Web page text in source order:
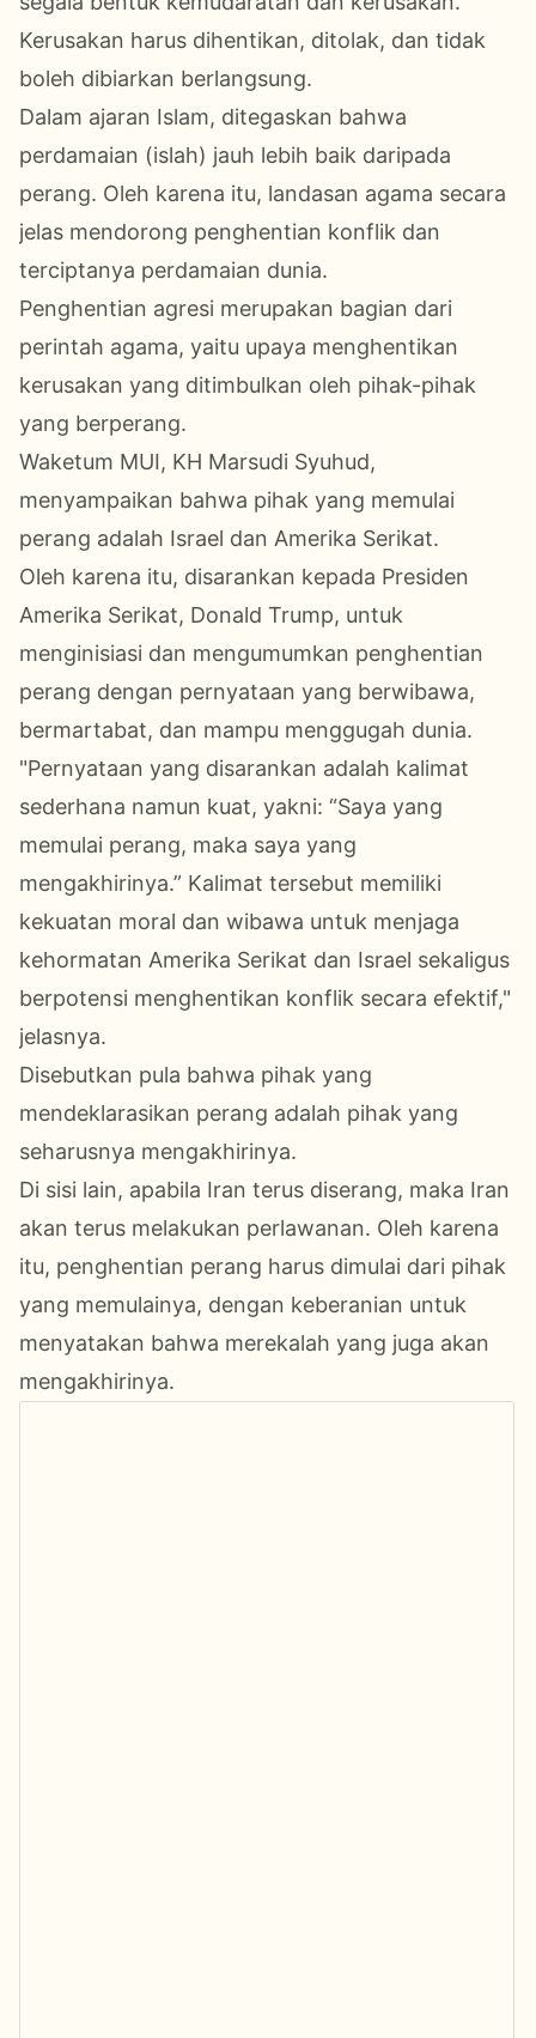
Kerusakan harus dihentikan, ditolak, dan tidak
boleh dibiarkan berlangsung.
Dalam ajaran Islam, ditegaskan bahwa
perdamaian (islah) jauh lebih baik daripada
perang. Oleh karena itu, landasan agama secara
jelas mendorong penghentian konflik dan
terciptanya perdamaian dunia.
Penghentian agresi merupakan bagian dari
perintah agama, yaitu upaya menghentikan
kerusakan yang ditimbulkan oleh pihak-pihak
yang berperang.
Waketum MUI, KH Marsudi Syuhud,
menyampaikan bahwa pihak yang memulai
perang adalah Israel dan Amerika Serikat.
Oleh karena itu, disarankan kepada Presiden
Amerika Serikat, Donald Trump, untuk
menginisiasi dan mengumumkan penghentian
perang dengan pernyataan yang berwibawa,
bermartabat, dan mampu menggugah dunia.
"Pernyataan yang disarankan adalah kalimat
sederhana namun kuat, yakni: “Saya yang
memulai perang, maka saya yang
mengakhirinya.” Kalimat tersebut memiliki
kekuatan moral dan wibawa untuk menjaga
kehormatan Amerika Serikat dan Israel sekaligus
berpotensi menghentikan konflik secara efektif,"
jelasnya.
Disebutkan pula bahwa pihak yang
mendeklarasikan perang adalah pihak yang
seharusnya mengakhirinya.
Di sisi lain, apabila Iran terus diserang, maka Iran
akan terus melakukan perlawanan. Oleh karena
itu, penghentian perang harus dimulai dari pihak
yang memulainya, dengan keberanian untuk
menyatakan bahwa merekalah yang juga akan
mengakhirinya.